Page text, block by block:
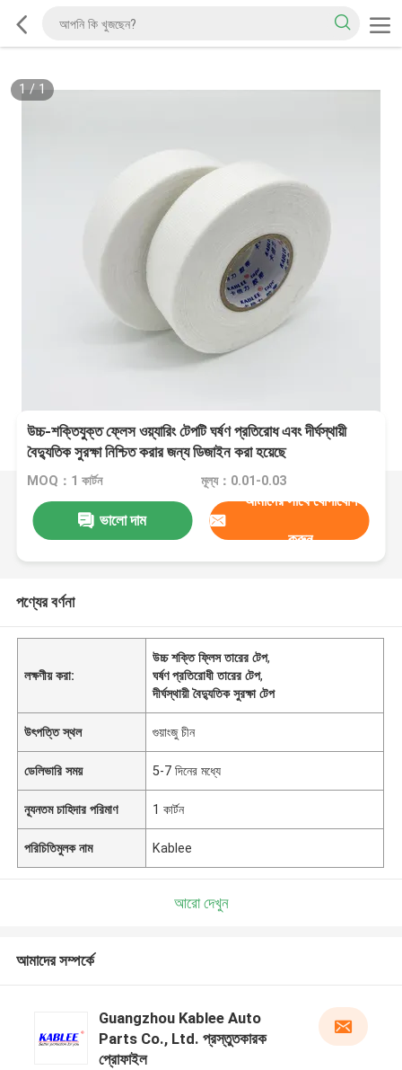
1 / 1
উচ্চ-শক্তিযুক্ত ফ্লেস ওয়্যারিং টেপটি ঘর্ষণ প্রতিরোধ এবং দীর্ঘস্থায়ী
বৈদ্যুতিক সুরক্ষা নিশ্চিত করার জন্য ডিজাইন করা হয়েছে
MOQ：1 কার্টন মূল্য：0.01-0.03
ভালো দাম
আমাদের সাথে যোগাযোগ
করুন
পণ্যের বর্ণনা
লক্ষণীয় করা:
উচ্চ শক্তি ফ্লিস তারের টেপ,
ঘর্ষণ প্রতিরোধী তারের টেপ,
দীর্ঘস্থায়ী বৈদ্যুতিক সুরক্ষা টেপ
উৎপত্তি স্থল গুয়াংজু চীন
ডেলিভারি সময় 5-7 দিনের মধ্যে
ন্যূনতম চাহিদার পরিমাণ 1 কার্টন
পরিচিতিমুলক নাম Kablee
আরো দেখুন
আমাদের সম্পর্কে
Guangzhou Kablee Auto
Parts Co., Ltd. প্রস্তুতকারক
প্রোফাইল